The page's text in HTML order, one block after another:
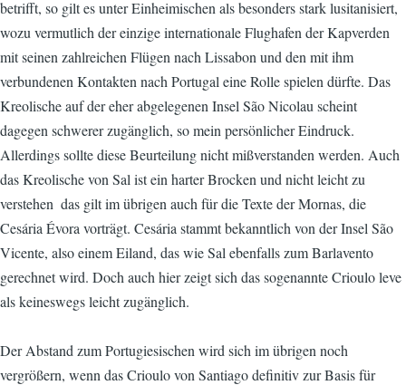
betrifft, so gilt es unter Einheimischen als besonders stark lusitanisiert,
wozu vermutlich der einzige internationale Flughafen der Kapverden
mit seinen zahlreichen Flügen nach Lissabon und den mit ihm
verbundenen Kontakten nach Portugal eine Rolle spielen dürfte. Das
Kreolische auf der eher abgelegenen Insel São Nicolau scheint
dagegen schwerer zugänglich, so mein persönlicher Eindruck.
Allerdings sollte diese Beurteilung nicht mißverstanden werden. Auch
das Kreolische von Sal ist ein harter Brocken und nicht leicht zu
verstehen  das gilt im übrigen auch für die Texte der Mornas, die
Cesária Évora vorträgt. Cesária stammt bekanntlich von der Insel São
Vicente, also einem Eiland, das wie Sal ebenfalls zum Barlavento
gerechnet wird. Doch auch hier zeigt sich das sogenannte Crioulo leve
als keineswegs leicht zugänglich.
Der Abstand zum Portugiesischen wird sich im übrigen noch
vergrößern, wenn das Crioulo von Santiago definitiv zur Basis für